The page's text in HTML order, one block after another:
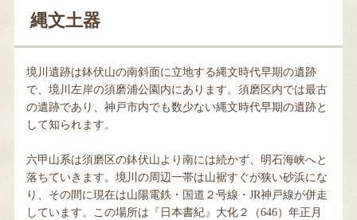
コレクション
教育・学習
縄文土器
境川遺跡は鉢伏山の南斜面に立地する縄文時代早期の遺跡
で、境川左岸の須磨浦公園内にあります。須磨区内では最古
の遺跡であり、神戸市内でも数少ない縄文時代早期の遺跡と
して知られます。
六甲山系は須磨区の鉢伏山より南には続かず、明石海峡へと
落ちていきます。境川の周辺一帯は山裾すぐが狭い砂浜にな
り、その間に現在は山陽電鉄・国道２号線・JR神戸線が併走
しています。この場所は『日本書紀』大化２（646）年正月